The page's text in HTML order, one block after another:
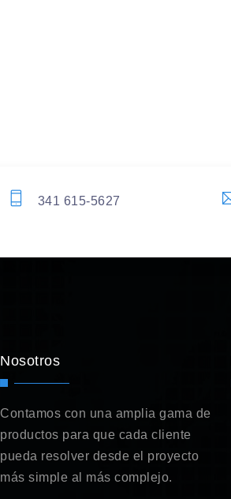
341 615-5627
Nosotros
Contamos con una amplia gama de
productos para que cada cliente
pueda resolver desde el proyecto
más simple al más complejo.